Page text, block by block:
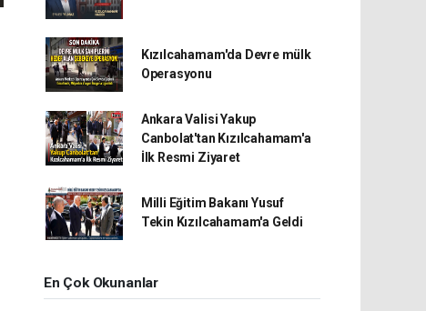
Kızılcahamam'da Devre mülk
Operasyonu
Ankara Valisi Yakup
Canbolat'tan Kızılcahamam'a
İlk Resmi Ziyaret
Milli Eğitim Bakanı Yusuf
Tekin Kızılcahamam'a Geldi
En Çok Okunanlar